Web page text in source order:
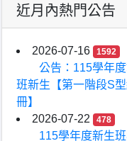
近月內熱門公告
2026-07-16 1592
公告：115學年
班新生【第一階段S
冊】
2026-07-22
478
115學年度新生